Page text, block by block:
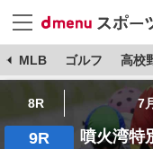
MLB ゴルフ 高校
8R 7
9R 噴火湾特